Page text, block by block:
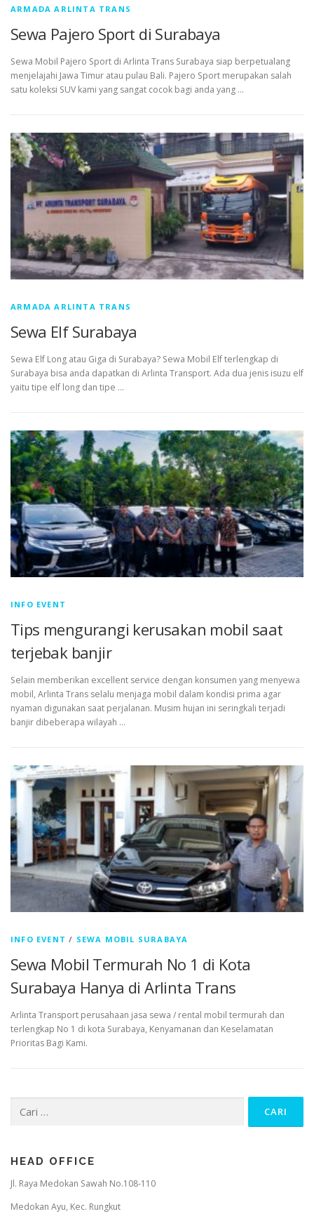
ARMADA ARLINTA TRANS
Sewa Pajero Sport di Surabaya
Sewa Mobil Pajero Sport di Arlinta Trans Surabaya siap berpetualang
menjelajahi Jawa Timur atau pulau Bali. Pajero Sport merupakan salah
satu koleksi SUV kami yang sangat cocok bagi anda yang …
ARMADA ARLINTA TRANS
Sewa Elf Surabaya
Sewa Elf Long atau Giga di Surabaya? Sewa Mobil Elf terlengkap di
Surabaya bisa anda dapatkan di Arlinta Transport. Ada dua jenis isuzu elf
yaitu tipe elf long dan tipe …
INFO EVENT
Tips mengurangi kerusakan mobil saat
terjebak banjir
Selain memberikan excellent service dengan konsumen yang menyewa
mobil, Arlinta Trans selalu menjaga mobil dalam kondisi prima agar
nyaman digunakan saat perjalanan. Musim hujan ini seringkali terjadi
banjir dibeberapa wilayah …
INFO EVENT / SEWA MOBIL SURABAYA
Sewa Mobil Termurah No 1 di Kota
Surabaya Hanya di Arlinta Trans
Arlinta Transport perusahaan jasa sewa / rental mobil termurah dan
terlengkap No 1 di kota Surabaya, Kenyamanan dan Keselamatan
Prioritas Bagi Kami.
untuk:
HEAD OFFICE
Jl. Raya Medokan Sawah No.108-110
Medokan Ayu, Kec. Rungkut